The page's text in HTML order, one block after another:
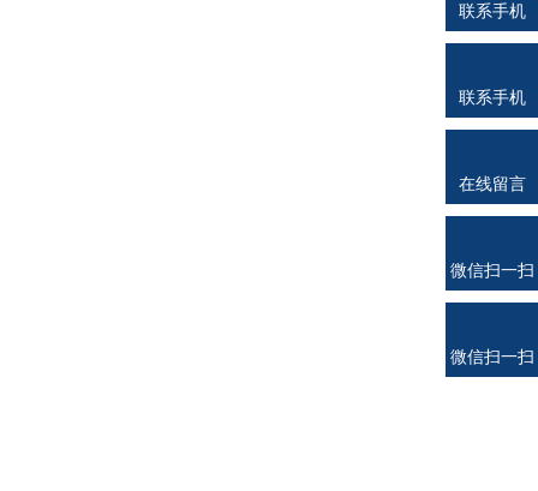
联系手机
联系手机
在线留言
微信扫一扫
微信扫一扫